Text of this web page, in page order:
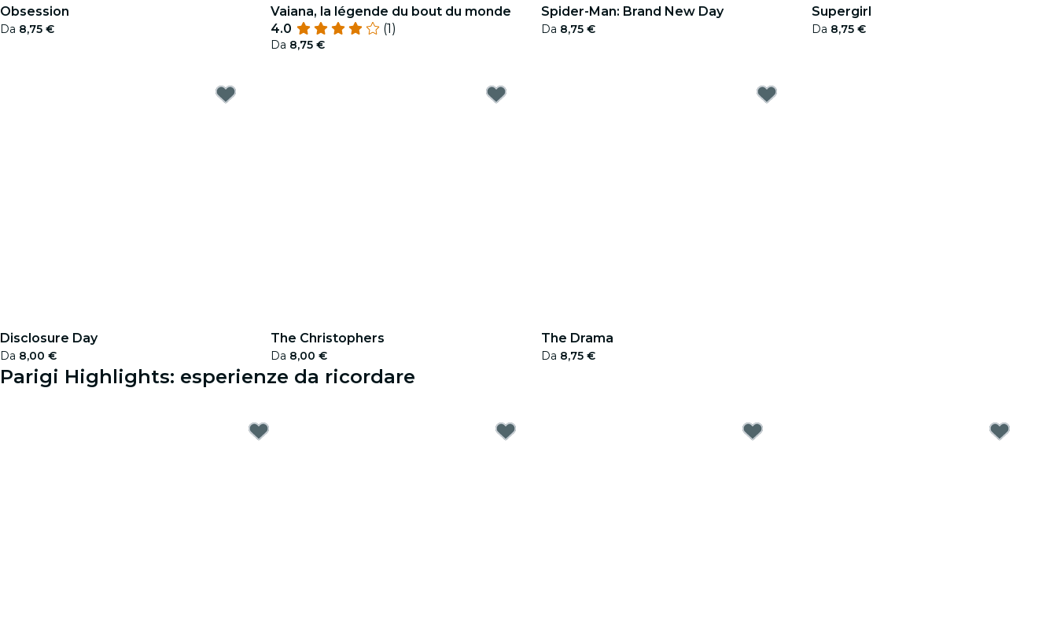
Obsession
Da 8,75 €
Vaiana, la légende du bout du monde
4.0
(1)
Da 8,75 €
Spider-Man: Brand New Day
Da 8,75 €
Supergirl
Da 8,75 €
Disclosure Day
Da 8,00 €
The Christophers
Da 8,00 €
The Drama
Da 8,75 €
Parigi Highlights: esperienze da ricordare